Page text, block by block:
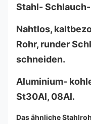
Stahl- Schlauch-
Nahtlos,
Rohr, runder
schneiden.
Aluminium-
St30Al, 08Al.
Das ähnliche